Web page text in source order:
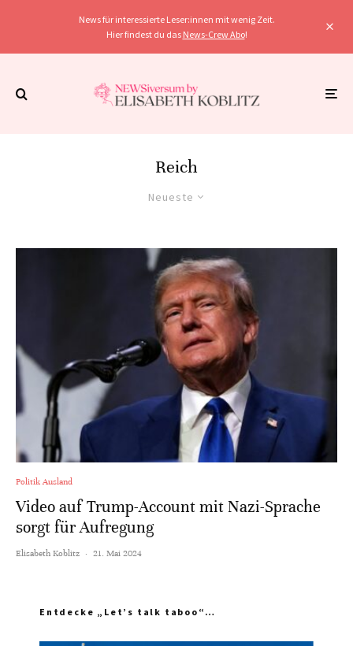
News für interessierte Leser:innen mit wenig Zeit.
Hier findest du das News-Crew Abo!
Reich
Neueste
Politik Ausland
Video auf Trump-Account mit Nazi-Sprache
sorgt für Aufregung
Elisabeth Koblitz · 21. Mai 2024
Entdecke „Let’s talk taboo“…